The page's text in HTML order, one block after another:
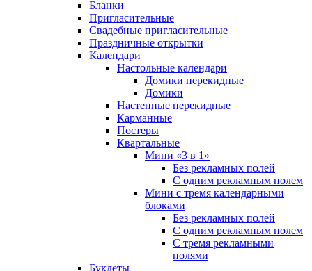
Бланки
Пригласительные
Свадебные пригласительные
Праздничные открытки
Календари
Настольные календари
Домики перекидные
Домики
Настенные перекидные
Карманные
Постеры
Квартальные
Мини «3 в 1»
Без рекламных полей
С одним рекламным полем
Мини с тремя календарными
блоками
Без рекламных полей
С одним рекламным полем
С тремя рекламными
полями
Буклеты